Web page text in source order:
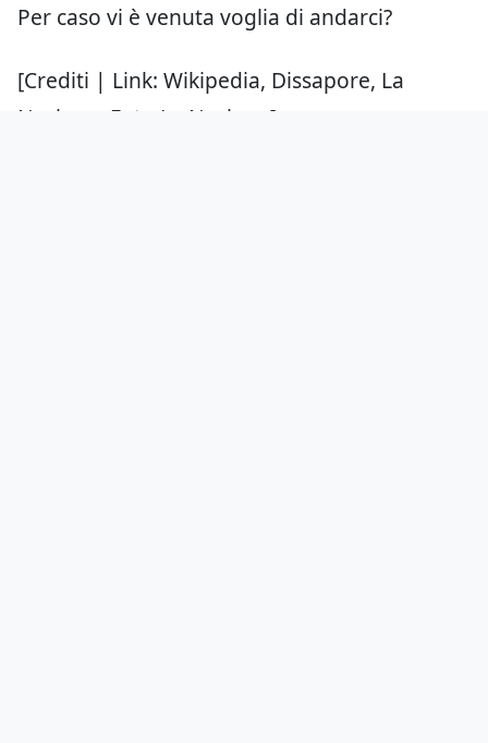
Per caso vi è venuta voglia di andarci?
[Crediti | Link: Wikipedia, Dissapore, La
Nazione. Foto La Nazione]